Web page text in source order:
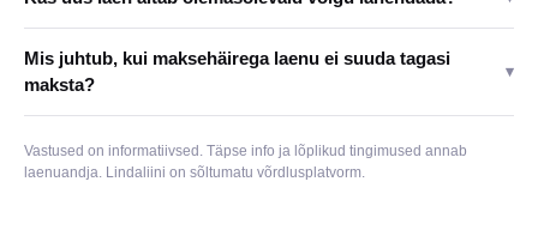
Mis juhtub, kui maksehäirega laenu ei suuda tagasi
maksta?
▾
Vastused on informatiivsed. Täpse info ja lõplikud tingimused annab
laenuandja. Lindaliini on sõltumatu võrdlusplatvorm.